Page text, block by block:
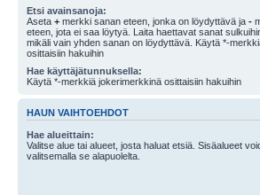
Etsi avainsanoja:
Aseta + merkki sanan eteen, jonka on löydyttävä ja -
eteen, jota ei saa löytyä. Laita haettavat sanat
mikäli vain yhden sanan on löydyttävä. Käytä *-
osittaisiin hakuihin
Hae käyttäjätunnuksella:
Käytä *-merkkiä jokerimerkkinä osittaisiin hakuihin
HAUN VAIHTOEHDOT
Hae alueittain:
Valitse alue tai alueet, josta haluat etsiä. Sisäalueet
valitsemalla se alapuolelta.